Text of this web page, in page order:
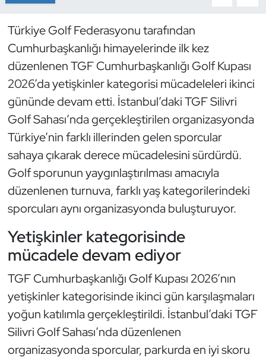
Türkiye Golf Federasyonu tarafından
Cumhurbaşkanlığı himayelerinde ilk kez
düzenlenen TGF Cumhurbaşkanlığı Golf Kupası
2026’da yetişkinler kategorisi mücadeleleri ikinci
gününde devam etti. İstanbul’daki TGF Silivri
Golf Sahası’nda gerçekleştirilen organizasyonda
Türkiye’nin farklı illerinden gelen sporcular
sahaya çıkarak derece mücadelesini sürdürdü.
Golf sporunun yaygınlaştırılması amacıyla
düzenlenen turnuva, farklı yaş kategorilerindeki
sporcuları aynı organizasyonda buluşturuyor.
Yetişkinler kategorisinde
mücadele devam ediyor
TGF Cumhurbaşkanlığı Golf Kupası 2026’nın
yetişkinler kategorisinde ikinci gün karşılaşmaları
yoğun katılımla gerçekleştirildi. İstanbul’daki TGF
Silivri Golf Sahası’nda düzenlenen
organizasyonda sporcular, parkurda en iyi skoru
Dövüş Sanatı
E-Spor
Eskrim
Futbol
Futsal
Genel
Güreş
Halter
Hava Sporları
Hentbol